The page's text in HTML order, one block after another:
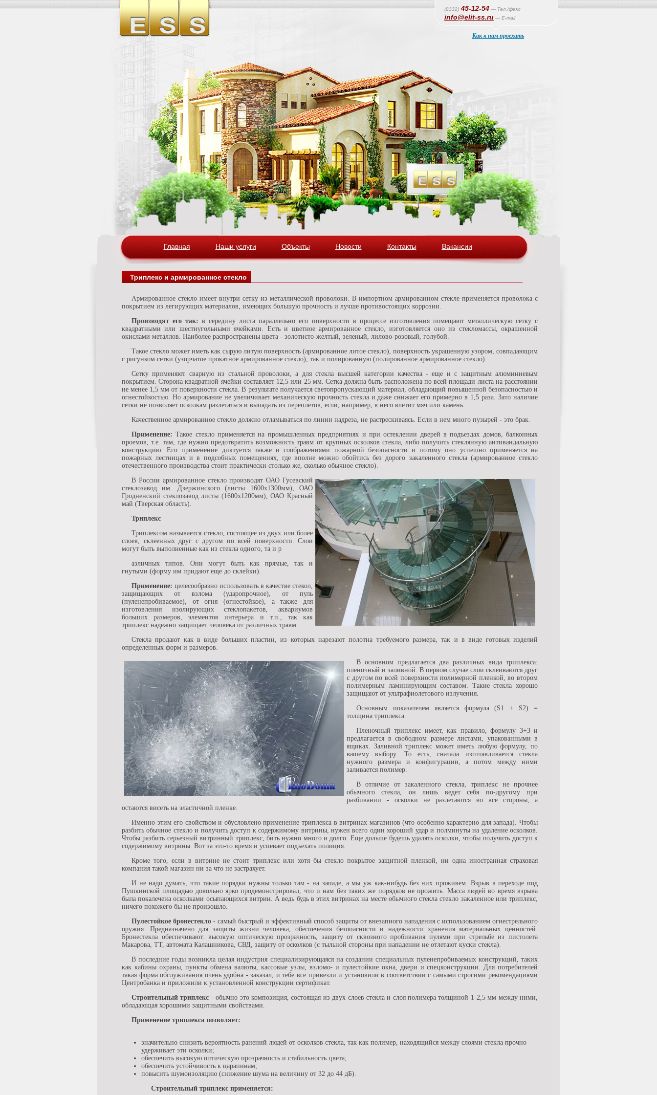
(8332) 45-12-54 — Тел./факс
info@elit-ss.ru — E-mail
Как к нам проехать
Главная Наши услуги Объекты Новости Контакты Вакансии
Триплекс и армированное стекло
Армированное стекло имеет внутри сетку из металлической проволоки. В импортном армированном стекле применяется проволока с
покрытием из легирующих материалов, имеющих большую прочность и лучше противостоящих коррозии.
Производят его так: в середину листа параллельно его поверхности в процессе изготовления помещают металлическую сетку с
квадратными или шестиугольными ячейками. Есть и цветное армированное стекло, изготовляется оно из стекломассы, окрашенной
окислами металлов. Наиболее распространены цвета - золотисто-желтый, зеленый, лилово-розовый, голубой.
Такое стекло может иметь как сырую литую поверхность (армированное литое стекло), поверхность украшенную узором, совпадающим
с рисунком сетки (узорчатое прокатное армированное стекло), так и полированную (полированное армированное стекло).
Сетку применяют сварную из стальной проволоки, а для стекла высшей категории качества - еще и с защитным алюминиевым
покрытием. Сторона квадратной ячейки составляет 12,5 или 25 мм. Сетка должна быть расположена по всей площади листа на расстоянии
не менее 1,5 мм от поверхности стекла. В результате получается светопропускающий материал, обладающий повышенной безопасностью и
огнестойкостью. Но армирование не увеличивает механическую прочность стекла и даже снижает его примерно в 1,5 раза. Зато наличие
сетки не позволяет осколкам разлетаться и выпадать из переплетов, если, например, в него влетит мяч или камень.
Качественное армированное стекло должно отламываться по линии надреза, не растрескиваясь. Если в нем много пузырей - это брак.
Применение: Такое стекло применяется на промышленных предприятиях и при остеклении дверей в подъездах домов, балконных
проемов, т.е. там, где нужно предотвратить возможность травм от крупных осколков стекла, либо получить стеклянную антивандальную
конструкцию. Его применение диктуется также и соображениями пожарной безопасности и потому оно успешно применяется на
пожарных лестницах и в подсобных помещениях, где вполне можно обойтись без дорого закаленного стекла (армированное стекло
отечественного производства стоит практически столько же, сколько обычное стекло).
В России армированное стекло производят ОАО Гусевский
стеклозавод им. Дзержинского (листы 1600х1300мм), ОАО
Гродненский стеклозавод листы (1600х1200мм), ОАО Красный
май (Тверская область).
Триплекс
Триплексом называется стекло, состоящее из двух или более
слоев, склеенных друг с другом по всей поверхности. Слои
могут быть выполненные как из стекла одного, та и р
азличных типов. Они могут быть как прямые, так и
гнутыми (форму им придают еще до склейки).
Применение: целесообразно использовать в качестве стекол,
защищающих от взлома (ударопрочное), от пуль
(пуленепробиваемое), от огня (огнестойкое), а также для
изготовления изолирующих стеклопакетов, аквариумов
больших размеров, элементов интерьера и т.п., так как
триплекс надежно защищает человека от различных травм.
Стекла продают как в виде больших пластин, из которых нарезают полотна требуемого размера, так и в виде готовых изделий
определенных форм и размеров.
В основном предлагается два различных вида триплекса:
пленочный и заливной. В первом случае слои склеиваются друг
с другом по всей поверхности полимерной пленкой, во втором
полимерным ламинирующим составом. Такие стекла хорошо
защищают от ультрафиолетового излучения.
Основным показателем является формула (S1 + S2) =
толщина триплекса.
Пленочный триплекс имеет, как правило, формулу 3+3 и
предлагается в свободном размере листами, упакованными в
ящиках. Заливной триплекс может иметь любую формулу, по
вашему выбору. То есть, сначала изготавливается стекла
нужного размера и конфигурации, а потом между ними
заливается полимер.
В отличие от закаленного стекла, триплекс не прочнее
обычного стекла, он лишь ведет себя по-другому при
разбивании - осколки не разлетаются во все стороны, а
остаются висеть на эластичной пленке.
Именно этим его свойством и обусловлено применение триплекса в витринах магазинов (что особенно характерно для запада). Чтобы
разбить обычное стекло и получить доступ к содержимому витрины, нужен всего один хороший удар и полминуты на удаление осколков.
Чтобы разбить серьезный витринный триплекс, бить нужно много и долго. Еще дольше будешь удалять осколки, чтобы получить доступ к
содержимому витрины. Вот за это-то время и успевает подъехать полиция.
Кроме того, если в витрине не стоит триплекс или хотя бы стекло покрытое защитной пленкой, ни одна иностранная страховая
компания такой магазин ни за что не застрахует.
И не надо думать, что такие порядки нужны только там - на западе, а мы уж как-нибудь без них проживем. Взрыв в переходе под
Пушкинской площадью довольно ярко продемонстрировал, что и нам без таких же порядков не прожить. Масса людей во время взрыва
была покалечена осколками осыпающихся витрин. А ведь будь в этих витринах на месте обычного стекла стекло закаленное или триплекс,
ничего похожего бы не произошло.
Пулестойкое бронестекло - самый быстрый и эффективный способ защиты от внезапного нападения с использованием огнестрельного
оружия. Предназначено для защиты жизни человека, обеспечения безопасности и надежности хранения материальных ценностей.
Бронестекла обеспечивают: высокую оптическую прозрачность, защиту от сквозного пробивания пулями при стрельбе из пистолета
Макарова, ТТ, автомата Калашникова, СВД, защиту от осколков (с тыльной стороны при нападении не отлетают куски стекла).
В последние годы возникла целая индустрия специализирующаяся на создании специальных пуленепробиваемых конструкций, таких
как кабины охраны, пункты обмена валюты, кассовые узлы, взломо- и пулестойкие окна, двери и спецконструкции. Для потребителей
такая форма обслуживания очень удобна - заказал, и тебе все привезли и установили в соответствии с самыми строгими рекомендациями
Центробанка и приложили к установленной конструкции сертификат.
Строительный триплекс - обычно это композиция, состоящая из двух слоев стекла и слоя полимера толщиной 1-2,5 мм между ними,
обладающая хорошими защитными свойствами.
Применение триплекса позволяет:
значительно снизить вероятность ранений людей от осколков стекла, так как полимер, находящийся между слоями стекла прочно
удерживает эти осколки;
обеспечить высокую оптическую прозрачность и стабильность цвета;
обеспечить устойчивость к царапинам;
повысить шумоизоляцию (снижение шума на величину от 32 до 44 дБ).
Строительный триплекс применяется: